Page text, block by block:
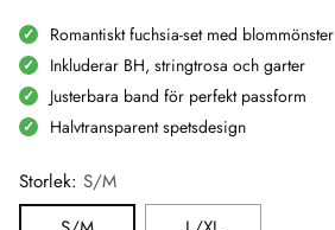
Romantiskt fuchsia-set med blommönster
Inkluderar BH, stringtrosa och garter
Justerbara band för perfekt passform
Halvtransparent spetsdesign
Storlek: S/M